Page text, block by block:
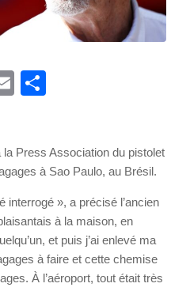
Email
Press Association du pistolet
à Sao Paulo, au Brésil.
interrogé », a précisé l’ancien
à la maison, en
et puis j’ai enlevé ma
à faire et cette chemise
À l’aéroport, tout était très